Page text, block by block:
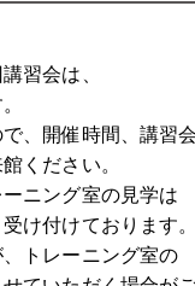
習会は、
、開催時間、講習
ください。
ニング室の見学は
け付けております。
トレーニング室の